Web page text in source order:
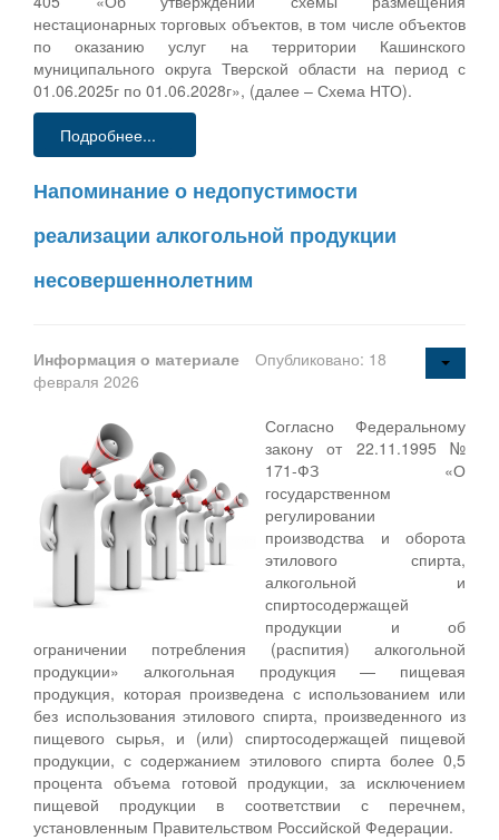
нестационарных торговых объектов, в том числе объектов
по оказанию услуг на территории Кашинского
муниципального округа Тверской области на период с
01.06.2025г по 01.06.2028г», (далее – Схема НТО).
Подробнее...
Напоминание о недопустимости
реализации алкогольной продукции
несовершеннолетним
Информация о материале
Опубликовано: 18
февраля 2026
Согласно Федеральному
закону от 22.11.1995 №
171-ФЗ «О
государственном
регулировании
производства и оборота
этилового спирта,
алкогольной и
спиртосодержащей
продукции и об
ограничении потребления (распития) алкогольной
продукции» алкогольная продукция — пищевая
продукция, которая произведена с использованием или
без использования этилового спирта, произведенного из
пищевого сырья, и (или) спиртосодержащей пищевой
продукции, с содержанием этилового спирта более 0,5
процента объема готовой продукции, за исключением
пищевой продукции в соответствии с перечнем,
установленным Правительством Российской Федерации.